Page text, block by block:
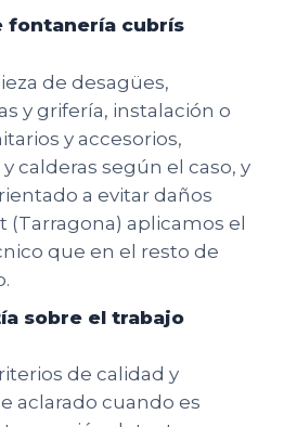
fontanería cubrís
de desagües,
y grifería, instalación o
y accesorios,
calderas según el caso, y
a evitar daños
(Tarragona) aplicamos el
que en el resto de
sobre el trabajo
de calidad y
aclarado cuando es